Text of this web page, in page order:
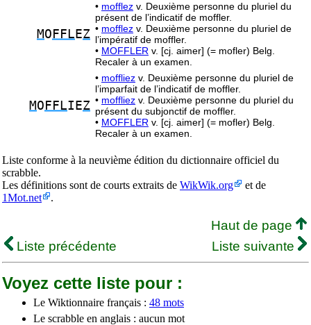
MO FFL EZ
• mofflez v. Deuxième personne du pluriel du
présent de l’indicatif de moffler.
• mofflez v. Deuxième personne du pluriel de
l’impératif de moffler.
• MOFFLER v. [cj. aimer] (= mofler) Belg.
Recaler à un examen.
MO FFLIEZ
• moffliez v. Deuxième personne du pluriel de
l’imparfait de l’indicatif de moffler.
• moffliez v. Deuxième personne du pluriel du
présent du subjonctif de moffler.
• MOFFLER v. [cj. aimer] (= mofler) Belg.
Recaler à un examen.
Liste conforme à la neuvième édition du dictionnaire officiel du
scrabble.
Les définitions sont de courts extraits de WikWik.org
et de
1Mot.net
.
Haut de page
Liste précédente
Liste suivante
Voyez cette liste pour :
Le Wiktionnaire français : 48 mots
Le scrabble en anglais : aucun mot